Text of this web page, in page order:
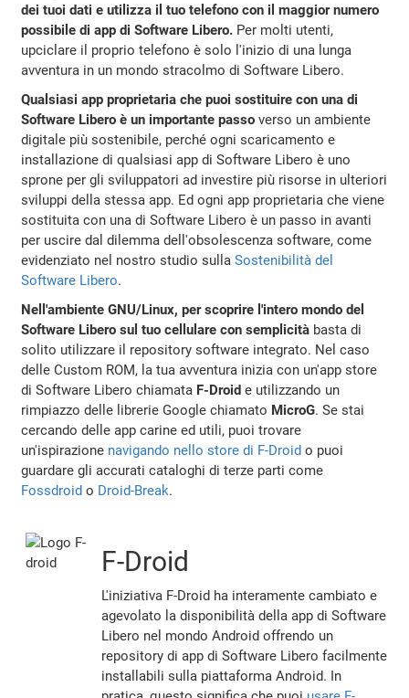
dei tuoi dati e utilizza il tuo telefono con il maggior numero
possibile di app di Software Libero. Per molti utenti,
upciclare il proprio telefono è solo l'inizio di una lunga
avventura in un mondo stracolmo di Software Libero.
Qualsiasi app proprietaria che puoi sostituire con una di
Software Libero è un importante passo verso un ambiente
digitale più sostenibile, perché ogni scaricamento e
installazione di qualsiasi app di Software Libero è uno
sprone per gli sviluppatori ad investire più risorse in ulteriori
sviluppi della stessa app. Ed ogni app proprietaria che viene
sostituita con una di Software Libero è un passo in avanti
per uscire dal dilemma dell'obsolescenza software, come
evidenziato nel nostro studio sullaSostenibilità del
Software Libero.
Nell'ambiente GNU/Linux, per scoprire l'intero mondo del
Software Libero sul tuo cellulare con semplicità basta di
solito utilizzare il repository software integrato. Nel caso
delle Custom ROM, la tua avventura inizia con un'app store
di Software Libero chiamata F-Droid e utilizzando un
rimpiazzo delle librerie Google chiamato MicroG. Se stai
cercando delle app carine ed utili, puoi trovare
un'ispirazione navigando nello store di F-Droid o puoi
guardare gli accurati cataloghi di terze parti come
Fossdroid o Droid-Break.
F-Droid
L'iniziativa F-Droid ha interamente cambiato e
agevolato la disponibilità della app di Software
Libero nel mondo Android offrendo un
repository di app di Software Libero facilmente
installabili sulla piattaforma Android. In